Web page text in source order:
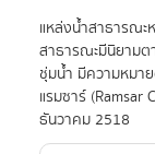
แหล่งน้ำสาธารณ
สาธารณะมีนิยาม
ชุ่มน้ำ มีความหมา
แรมซาร์
ธันวาคม 2518